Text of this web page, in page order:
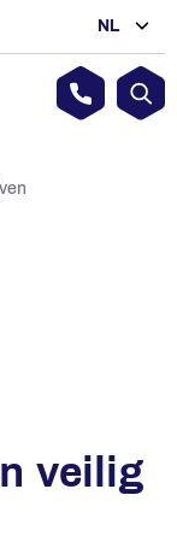
NL
veilig